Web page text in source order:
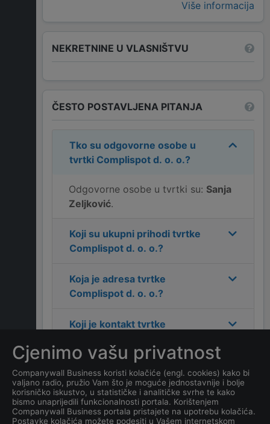
Više informacija
NEKRETNINE U VLASNIŠTVU
ČESTO POSTAVLJENA PITANJA
Tko su odgovorne osobe u
tvrtki Complispot d. o. o.?
Odgovorne osobe u tvrtki su: Sanja
Zeljković.
Koji su ukupni prihodi tvrtke
Complispot d. o. o.?
Koja je adresa tvrtke
Complispot d. o. o.?
Koji je kontakt tvrtke
Koliko ima zaposlenih
kompanijaComplispot d. o.
o. ?
Cjenimo vašu privatnost
Companywall Business koristi kolačiće (engl. cookies) kako bi
valjano radio, pružio Vam što je moguće jednostavnije i bolje
korisničko iskustvo, u statističke i analitičke svrhe te kako
bismo unaprijedili funkcionalnosti portala. Korištenjem
Companywall Business portala pristajete na upotrebu kolačića.
Postavke kolačića možete podesiti u Vašem internetskom